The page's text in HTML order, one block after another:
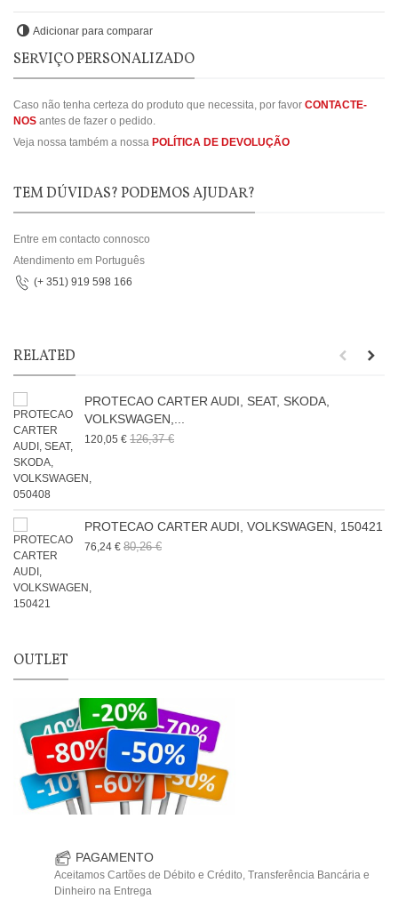
Adicionar para comparar
SERVIÇO PERSONALIZADO
Caso não tenha certeza do produto que necessita, por favor CONTACTE-
NOS antes de fazer o pedido.
Veja nossa também a nossa POLÍTICA DE DEVOLUÇÃO
TEM DÚVIDAS? PODEMOS AJUDAR?
Entre em contacto connosco
Atendimento em Português
(+ 351) 919 598 166
RELATED
PROTECAO CARTER AUDI, SEAT, SKODA,
VOLKSWAGEN,...
120,05 € 126,37 €
PROTECAO CARTER AUDI, VOLKSWAGEN, 150421
76,24 € 80,26 €
OUTLET
PAGAMENTO
Aceitamos Cartões de Débito e Crédito, Transferência Bancária e
Dinheiro na Entrega